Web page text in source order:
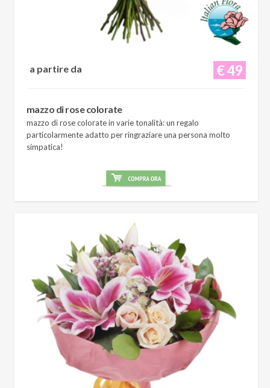
€ 49
a partire da
mazzo di rose colorate
mazzo di rose colorate in varie tonalità: un regalo
particolarmente adatto per ringraziare una persona molto
simpatica!